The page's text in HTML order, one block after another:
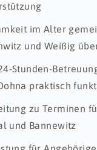
im Alter
und Weißig
Stunden-
praktisch
zu Terminen
und Bannewitz